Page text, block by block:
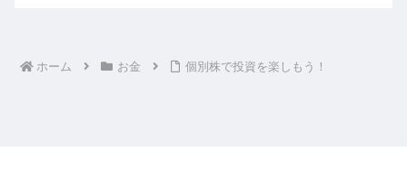
ホーム お金 個別株で投資を楽しもう！